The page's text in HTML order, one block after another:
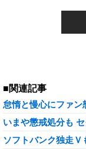
■関連記事
怠惰と慢心にファ
いまや懲戒処分も
ソフトバンク独走